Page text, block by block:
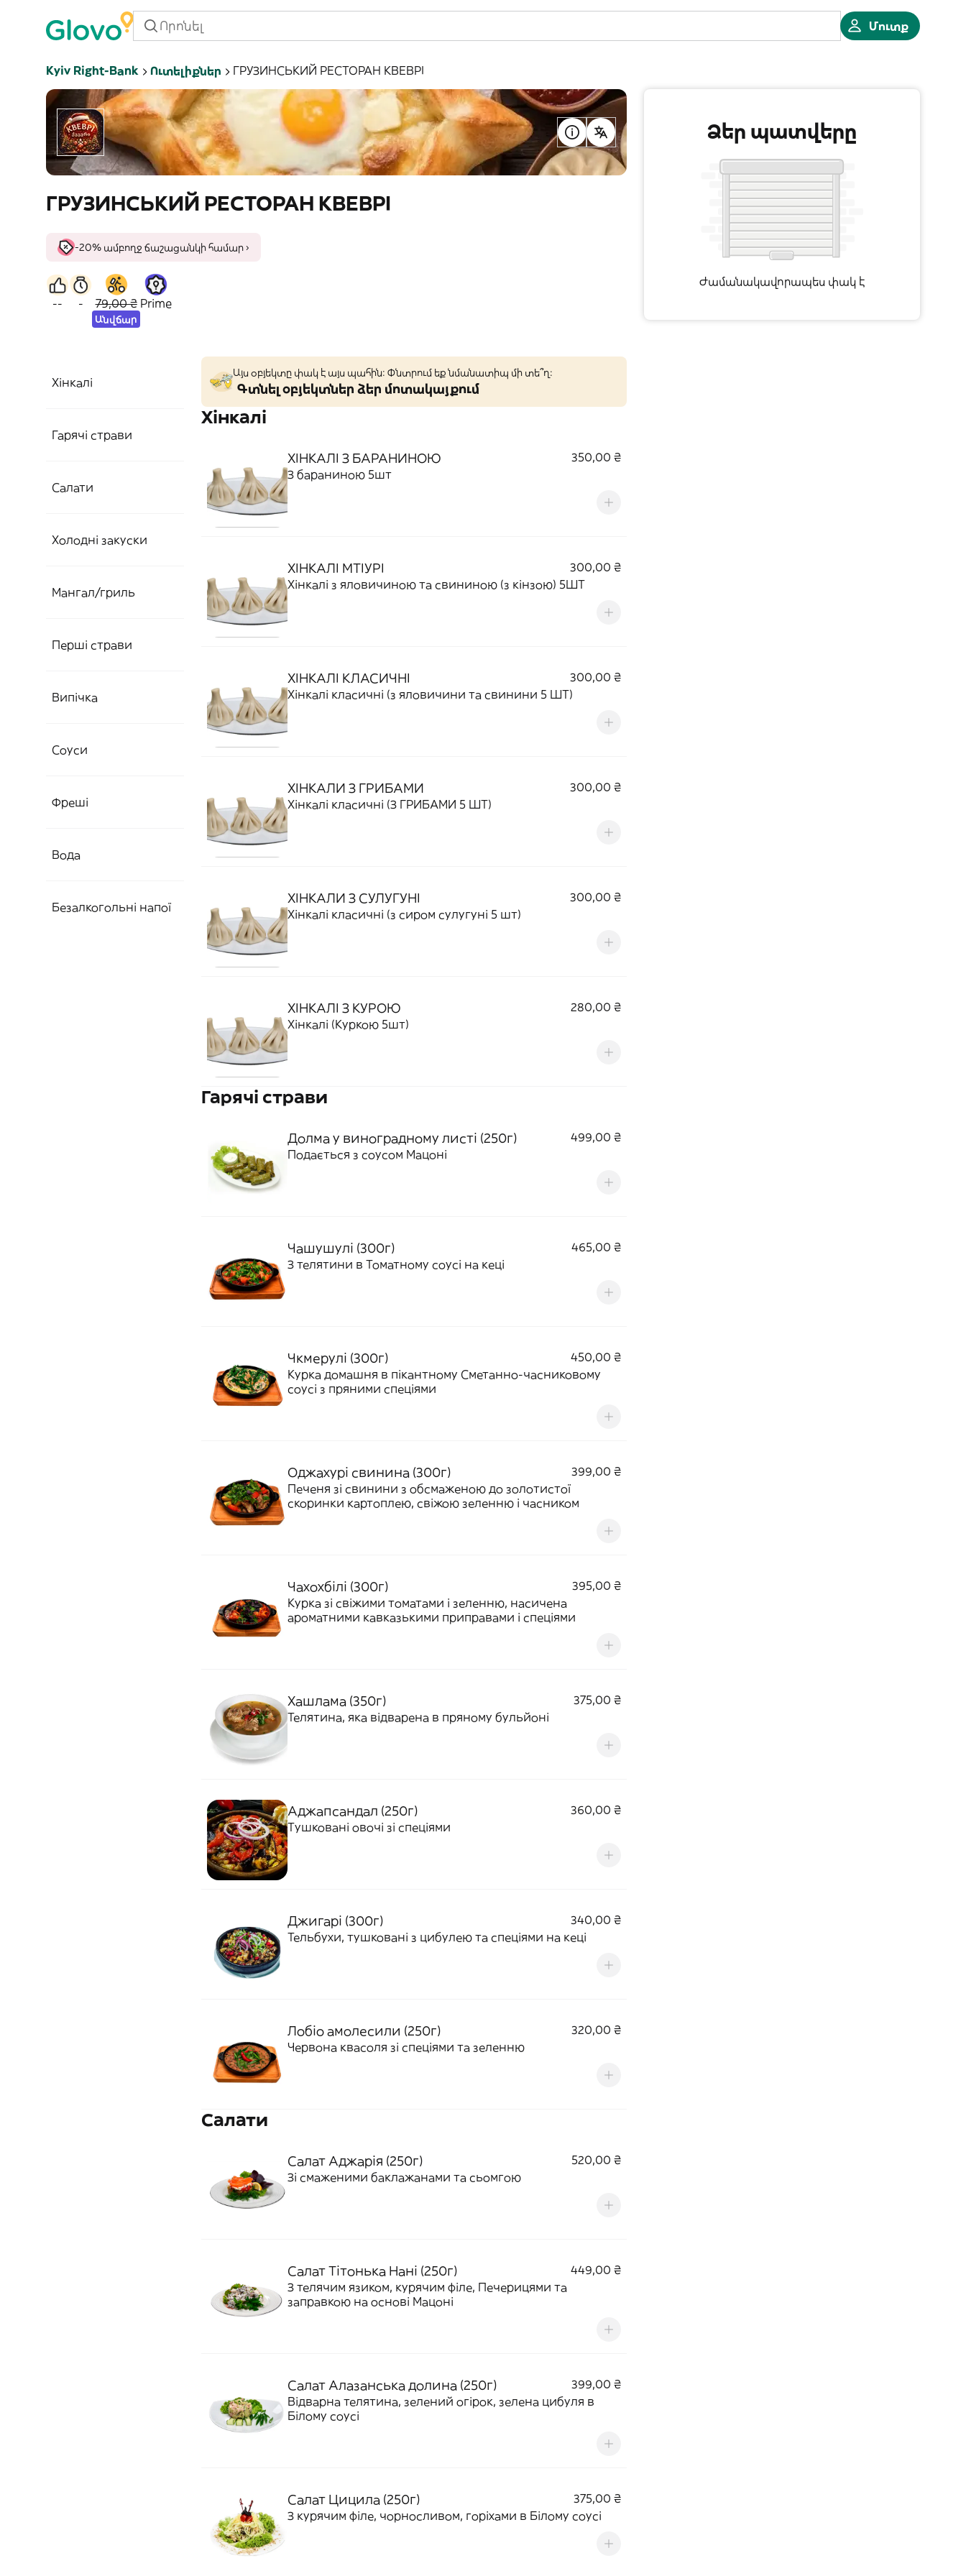
Մուտք
Kyiv Right-Bank Ուտելիքներ ГРУЗИНСЬКИЙ РЕСТОРАН КВЕВРІ
ГРУЗИНСЬКИЙ РЕСТОРАН КВЕВРІ
-20% ամբողջ ճաշացանկի համար ›
-- - 79,00 ₴
Անվճար
Prime
Хінкалі
Гарячі страви
Салати
Холодні закуски
Мангал/гриль
Перші страви
Випічка
Соуси
Фреші
Вода
Безалкогольні напої
Այս օբյեկտը փակ է այս պահին: Փնտրում եք նմանատիպ մի տե՞ղ։
Գտնել օբյեկտներ ձեր մոտակայքում
Хінкалі
ХІНКАЛІ З БАРАНИНОЮ
350,00 ₴
З бараниною 5шт
ХІНКАЛІ МТІУРІ
300,00 ₴
Хінкалі з яловичиною та свининою (з кінзою) 5ШТ
ХІНКАЛІ КЛАСИЧНІ
300,00 ₴
Хінкалі класичні (з яловичини та свинини 5 ШТ)
ХІНКАЛИ З ГРИБАМИ
300,00 ₴
Хінкалі класичні (З ГРИБАМИ 5 ШТ)
ХІНКАЛИ З СУЛУГУНІ
300,00 ₴
Хінкалі класичні (з сиром сулугуні 5 шт)
ХІНКАЛІ З КУРОЮ
280,00 ₴
Хінкалі (Куркою 5шт)
Гарячі страви
Долма у виноградному листі (250г)
499,00 ₴
Подається з соусом Мацоні
Чашушулі (300г)
465,00 ₴
З телятини в Томатному соусі на кеці
Чкмерулі (300г)
450,00 ₴
Курка домашня в пікантному Сметанно-часниковому
соусі з пряними спеціями
Оджахурі свинина (300г)
399,00 ₴
Печеня зі свинини з обсмаженою до золотистої
скоринки картоплею, свіжою зеленню і часником
Чахохбілі (300г)
395,00 ₴
Курка зі свіжими томатами і зеленню, насичена
ароматними кавказькими приправами і спеціями
Хашлама (350г)
375,00 ₴
Телятина, яка відварена в пряному бульйоні
Аджапсандал (250г)
360,00 ₴
Тушковані овочі зі спеціями
Джигарі (300г)
340,00 ₴
Тельбухи, тушковані з цибулею та спеціями на кеці
Лобіо амолесили (250г)
320,00 ₴
Червона квасоля зі спеціями та зеленню
Салати
Салат Аджарія (250г)
520,00 ₴
Зі смаженими баклажанами та сьомгою
Салат Тітонька Нані (250г)
449,00 ₴
З телячим язиком, курячим філе, Печерицями та
заправкою на основі Мацоні
Салат Алазанська долина (250г)
399,00 ₴
Відварна телятина, зелений огірок, зелена цибуля в
Білому соусі
Салат Цицила (250г)
375,00 ₴
З курячим філе, чорносливом, горіхами в Білому соусі
Ձեր պատվերը
Ժամանակավորապես փակ է